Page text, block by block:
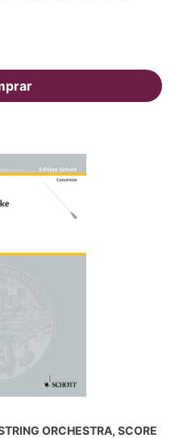
ORCHESTRA, SCORE